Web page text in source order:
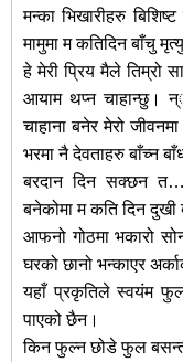
मन्का भिखारीहरु
मामुमा म कतिदिन बाँचु
हे मेरी पि्रय मैले तिम्रो
आयाम थप्न चाहान्छु।
चाहाना बनेर मेरो
भरमा नै देवताहरु बाँच्न
बरदान दिन सक्छन
बनेकोमा म कति दिन
आफनो गोठमा भकारो
घरको छानो भन्काएर
यहाँ प्रकृतिले स्वयंम
पाएको छैन।
किन फुल्न छोडे फुल